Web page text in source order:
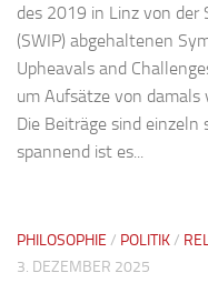
des 2019 in Linz von der
(SWIP) abgehaltenen
Upheavals and
um Aufsätze von
Die Beiträge sind einzeln
spannend ist es...
PHILOSOPHIE / POLITIK/
3. DEZEMBER 2025